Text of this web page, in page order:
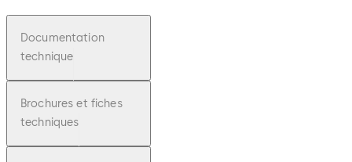
Documentation
technique
Brochures et fiches
techniques